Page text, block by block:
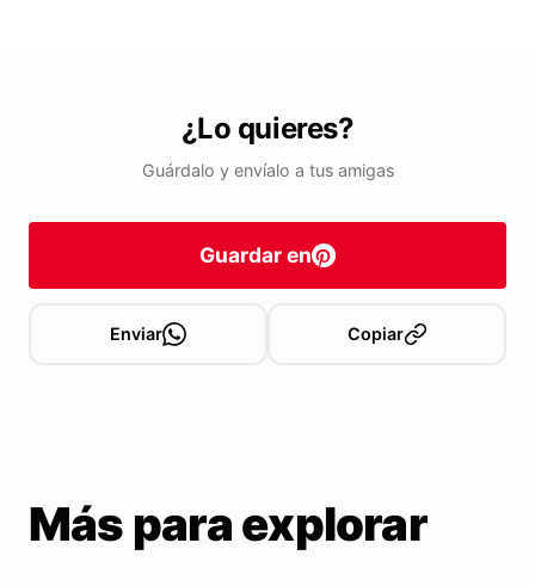
¿Lo quieres?
Guárdalo y envíalo a tus amigas
Guardar en
Enviar Copiar
Más para explorar